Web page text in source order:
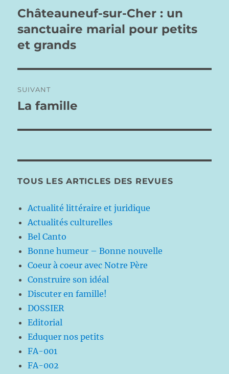
de
l’article
Publication
précédente :
Châteauneuf-sur-Cher : un
sanctuaire marial pour petits
et grands
SUIVANT
Publication
La famille
TOUS LES ARTICLES DES REVUES
Actualité littéraire et juridique
Actualités culturelles
Bel Canto
Bonne humeur – Bonne nouvelle
Coeur à coeur avec Notre Père
Construire son idéal
Discuter en famille!
DOSSIER
Editorial
Eduquer nos petits
FA-001
FA-002